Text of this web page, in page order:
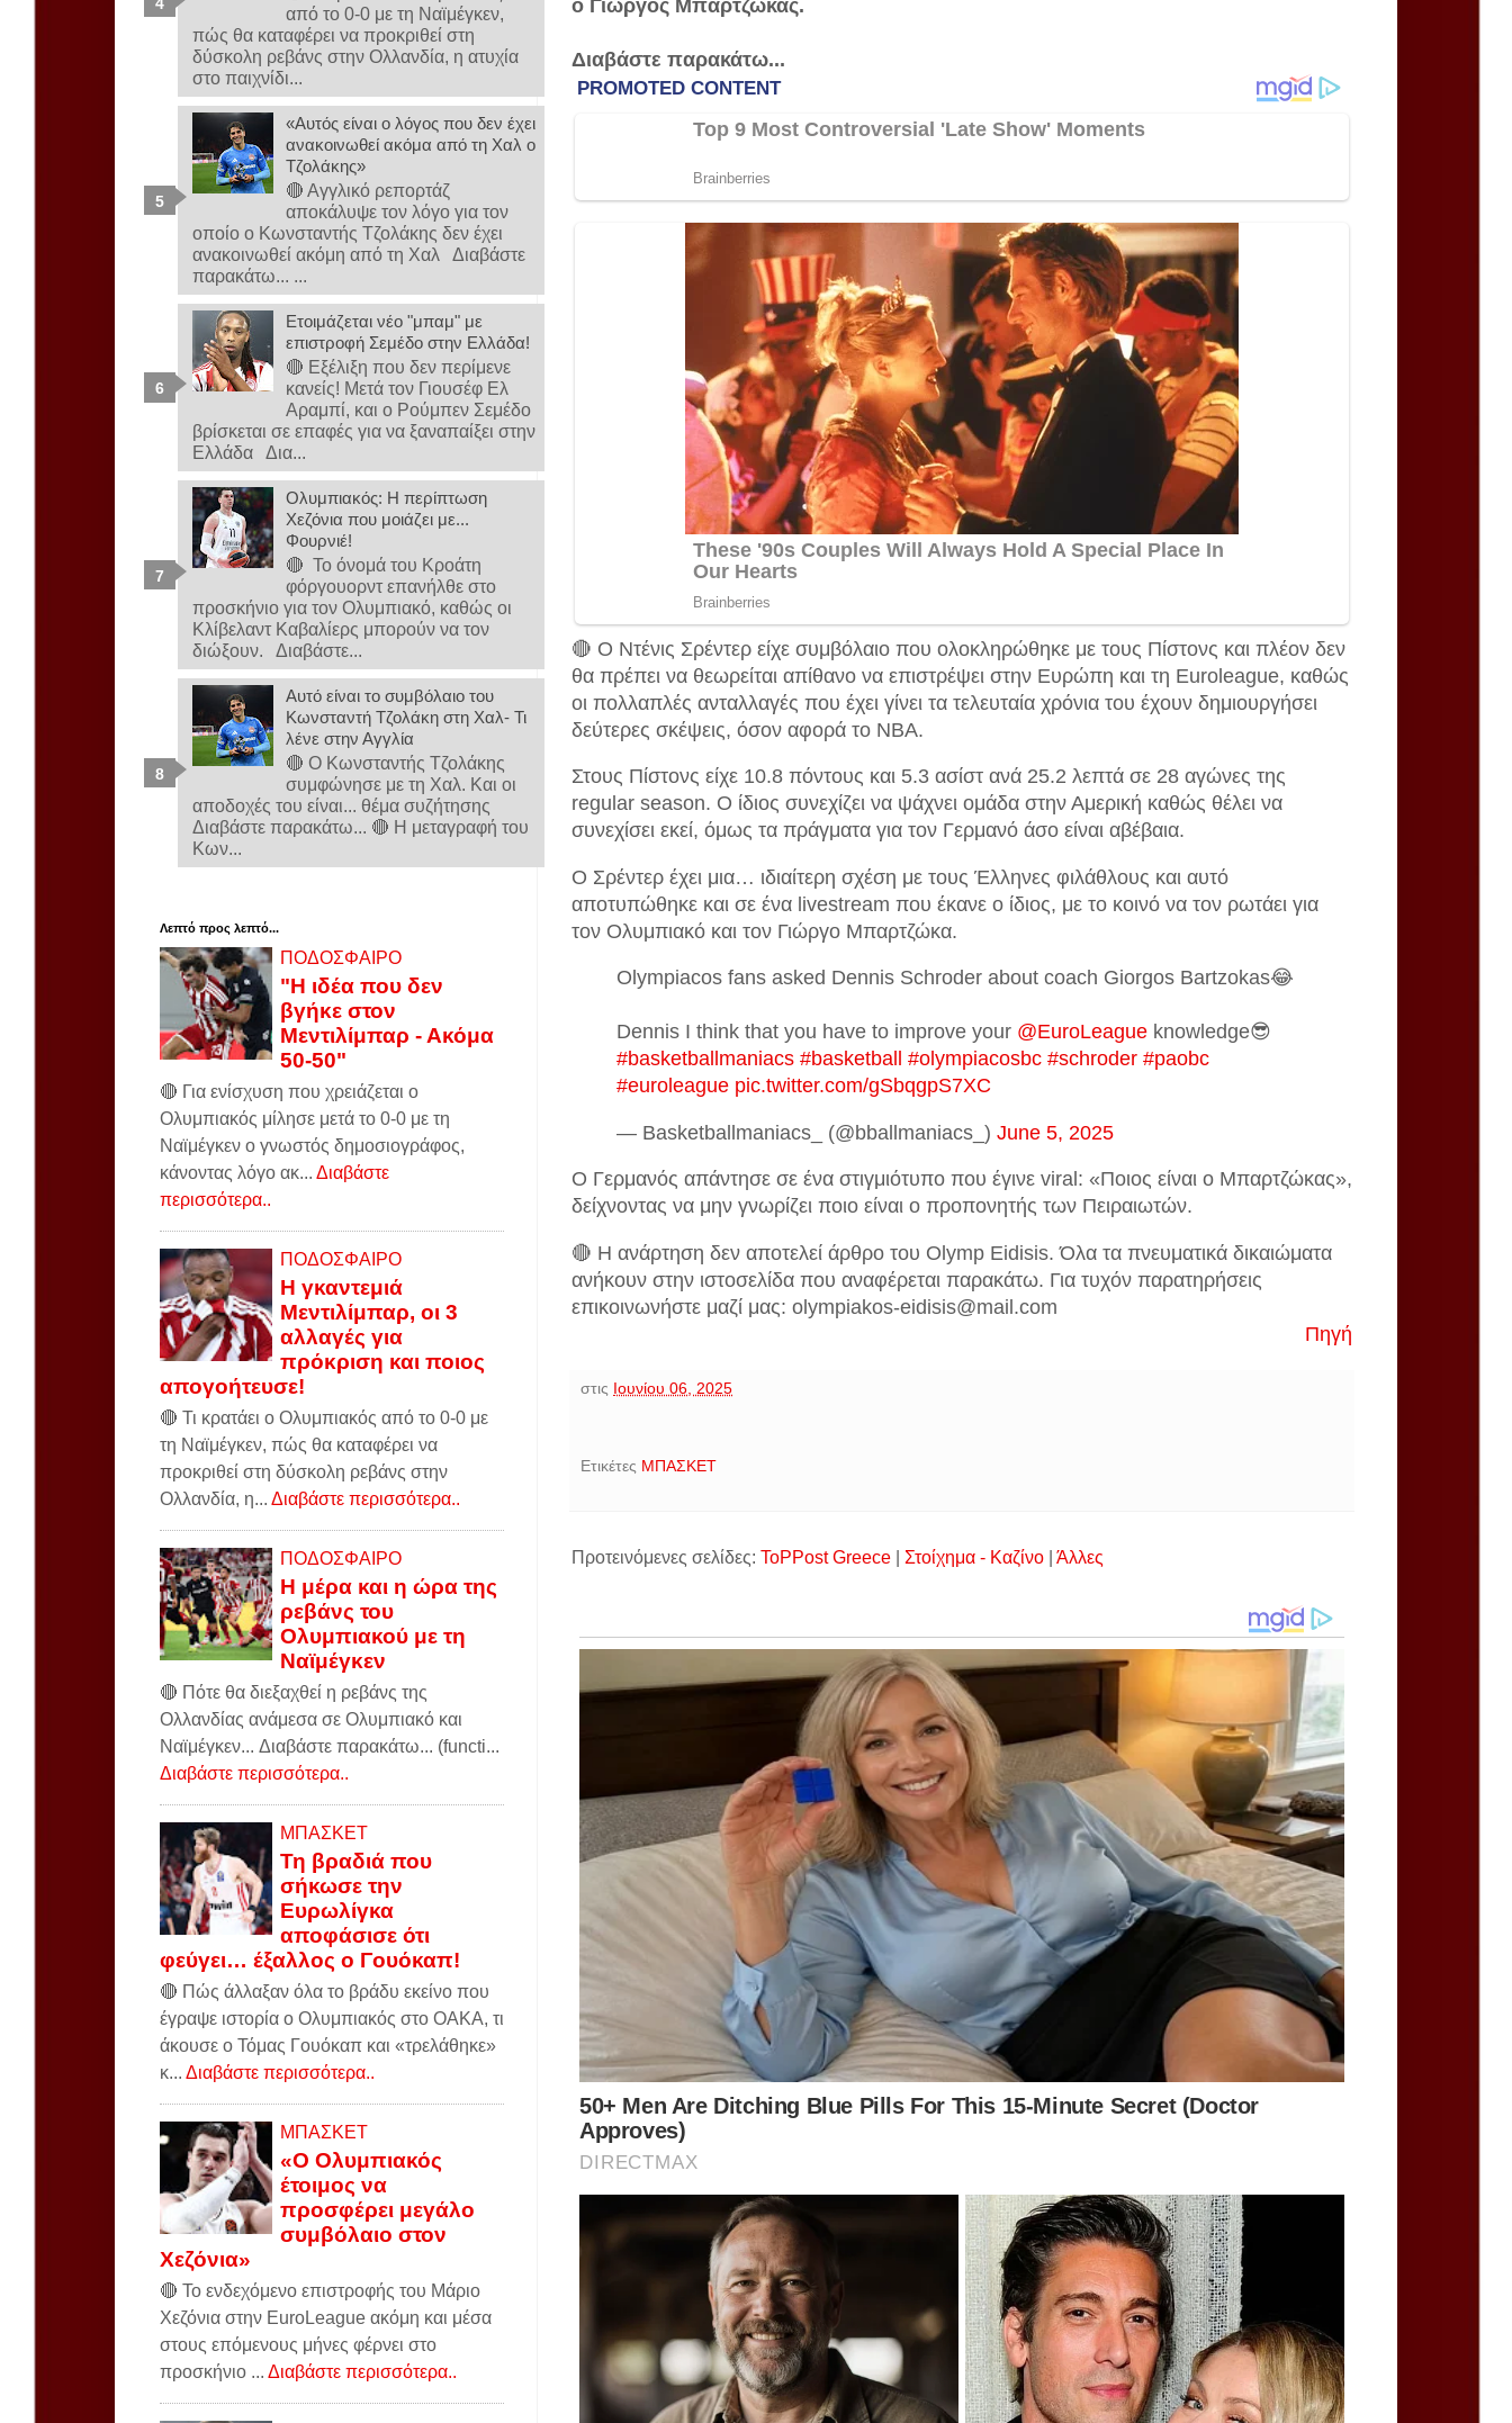
ο Γιώργος Μπαρτζώκας.
Διαβάστε παρακάτω...
🔴 Ο Ντένις Σρέντερ είχε συμβόλαιο που ολοκληρώθηκε με τους Πίστονς και πλέον δεν
θα πρέπει να θεωρείται απίθανο να επιστρέψει στην Ευρώπη και τη Euroleague, καθώς
οι πολλαπλές ανταλλαγές που έχει γίνει τα τελευταία χρόνια του έχουν δημιουργήσει
δεύτερες σκέψεις, όσον αφορά το NBA.
Στους Πίστονς είχε 10.8 πόντους και 5.3 ασίστ ανά 25.2 λεπτά σε 28 αγώνες της
regular season. Ο ίδιος συνεχίζει να ψάχνει ομάδα στην Αμερική καθώς θέλει να
συνεχίσει εκεί, όμως τα πράγματα για τον Γερμανό άσο είναι αβέβαια.
Ο Σρέντερ έχει μια… ιδιαίτερη σχέση με τους Έλληνες φιλάθλους και αυτό
αποτυπώθηκε και σε ένα livestream που έκανε ο ίδιος, με το κοινό να τον ρωτάει για
τον Ολυμπιακό και τον Γιώργο Μπαρτζώκα.
Olympiacos fans asked Dennis Schroder about coach Giorgos Bartzokas😂
Dennis I think that you have to improve your @EuroLeague knowledge😎
#basketballmaniacs #basketball #olympiacosbc #schroder #paobc
#euroleague pic.twitter.com/gSbqgpS7XC
— Basketballmaniacs_ (@bballmaniacs_) June 5, 2025
Ο Γερμανός απάντησε σε ένα στιγμιότυπο που έγινε viral: «Ποιος είναι ο Μπαρτζώκας»,
δείχνοντας να μην γνωρίζει ποιο είναι ο προπονητής των Πειραιωτών.
🔴 Η ανάρτηση δεν αποτελεί άρθρο του Olymp Eidisis. Όλα τα πνευματικά δικαιώματα
ανήκουν στην ιστοσελίδα που αναφέρεται παρακάτω. Για τυχόν παρατηρήσεις
επικοινωνήστε μαζί μας: olympiakos-eidisis@mail.com
Πηγή
στις Ιουνίου 06, 2025
Ετικέτες ΜΠΑΣΚΕΤ
Προτεινόμενες σελίδες: ToPPost Greece Στοίχημα - Καζίνο Άλλες
από το 0-0 με τη Ναϊμέγκεν,
πώς θα καταφέρει να προκριθεί στη
δύσκολη ρεβάνς στην Ολλανδία, η ατυχία
στο παιχνίδι...
«Αυτός είναι ο λόγος που δεν έχει
ανακοινωθεί ακόμα από τη Χαλ ο
Τζολάκης»
🔴 Αγγλικό ρεπορτάζ
αποκάλυψε τον λόγο για τον
οποίο ο Κωνσταντής Τζολάκης δεν έχει
ανακοινωθεί ακόμη από τη Χαλ Διαβάστε
παρακάτω... ...
Ετοιμάζεται νέο "μπαμ" με
επιστροφή Σεμέδο στην Ελλάδα!
🔴 Εξέλιξη που δεν περίμενε
κανείς! Μετά τον Γιουσέφ Ελ
Αραμπί, και ο Ρούμπεν Σεμέδο
βρίσκεται σε επαφές για να ξαναπαίξει στην
Ελλάδα Δια...
Ολυμπιακός: Η περίπτωση
Χεζόνια που μοιάζει με...
Φουρνιέ!
🔴 Το όνομά του Κροάτη
φόργουορντ επανήλθε στο
προσκήνιο για τον Ολυμπιακό, καθώς οι
Κλίβελαντ Καβαλίερς μπορούν να τον
διώξουν. Διαβάστε...
Αυτό είναι το συμβόλαιο του
Κωνσταντή Τζολάκη στη Χαλ- Τι
λένε στην Αγγλία
🔴 Ο Κωνσταντής Τζολάκης
συμφώνησε με τη Χαλ. Και οι
αποδοχές του είναι... θέμα συζήτησης
Διαβάστε παρακάτω... 🔴 Η μεταγραφή του
Κων...
Λεπτό προς λεπτό...
ΠΟΔΟΣΦΑΙΡΟ
"Η ιδέα που δεν
βγήκε στον
Μεντιλίμπαρ - Ακόμα
50-50"
🔴 Για ενίσχυση που χρειάζεται ο
Ολυμπιακός μίλησε μετά το 0-0 με τη
Ναϊμέγκεν ο γνωστός δημοσιογράφος,
κάνοντας λόγο ακ... Διαβάστε
περισσότερα..
ΠΟΔΟΣΦΑΙΡΟ
Η γκαντεμιά
Μεντιλίμπαρ, οι 3
αλλαγές για
πρόκριση και ποιος
απογοήτευσε!
🔴 Τι κρατάει ο Ολυμπιακός από το 0-0 με
τη Ναϊμέγκεν, πώς θα καταφέρει να
προκριθεί στη δύσκολη ρεβάνς στην
Ολλανδία, η... Διαβάστε περισσότερα..
ΠΟΔΟΣΦΑΙΡΟ
Η μέρα και η ώρα της
ρεβάνς του
Ολυμπιακού με τη
Ναϊμέγκεν
🔴 Πότε θα διεξαχθεί η ρεβάνς της
Ολλανδίας ανάμεσα σε Ολυμπιακό και
Ναϊμέγκεν... Διαβάστε παρακάτω... (functi...
Διαβάστε περισσότερα..
ΜΠΑΣΚΕΤ
Τη βραδιά που
σήκωσε την
Ευρωλίγκα
αποφάσισε ότι
φεύγει… έξαλλος ο Γουόκαπ!
🔴 Πώς άλλαξαν όλα το βράδυ εκείνο που
έγραψε ιστορία ο Ολυμπιακός στο ΟΑΚΑ, τι
άκουσε ο Τόμας Γουόκαπ και «τρελάθηκε»
κ... Διαβάστε περισσότερα..
ΜΠΑΣΚΕΤ
«Ο Ολυμπιακός
έτοιμος να
προσφέρει μεγάλο
συμβόλαιο στον
Χεζόνια»
🔴 Το ενδεχόμενο επιστροφής του Μάριο
Χεζόνια στην EuroLeague ακόμη και μέσα
στους επόμενους μήνες φέρνει στο
προσκήνιο ... Διαβάστε περισσότερα..